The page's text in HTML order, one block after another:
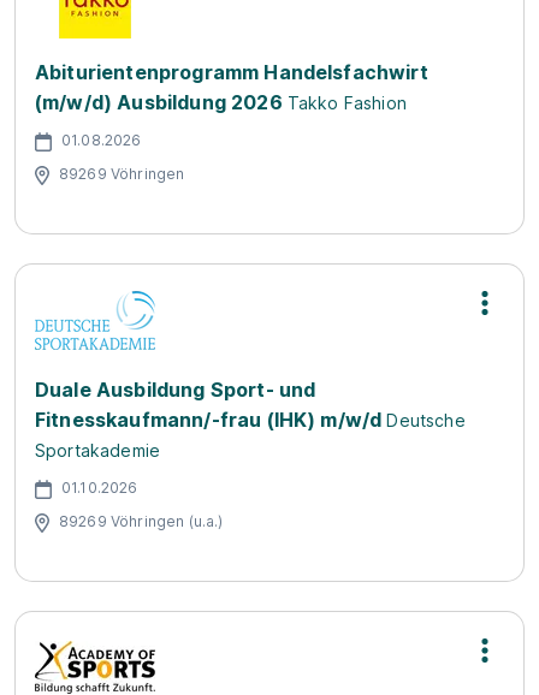
Abiturientenprogramm Handelsfachwirt
(m/w/d) Ausbildung 2026 Takko Fashion
01.08.2026
89269 Vöhringen
Duale Ausbildung Sport- und
Fitnesskaufmann/-frau (IHK) m/w/d Deutsche
Sportakademie
01.10.2026
89269 Vöhringen (u.a.)